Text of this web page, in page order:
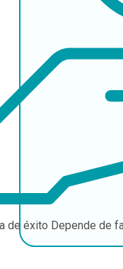
de éxito Depende de